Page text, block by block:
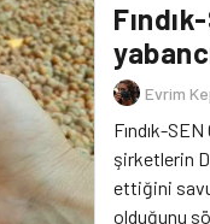
Evrim
Fındık-
şirketlerin
ettiğini
olduğunu